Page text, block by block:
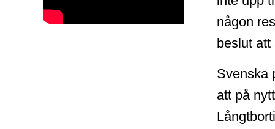
någon
beslut att
Svenska
att på